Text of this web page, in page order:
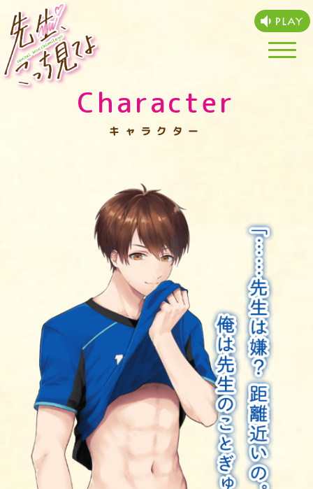
content
About
Character
キャラクター
Product
製品情報
Comic
漫画
Gallery
ギャラリー
Character
キャラクター